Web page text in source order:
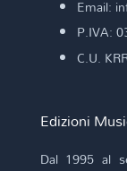
Email:
P.IVA:
C.U.
Edizioni
Dal 1995 al